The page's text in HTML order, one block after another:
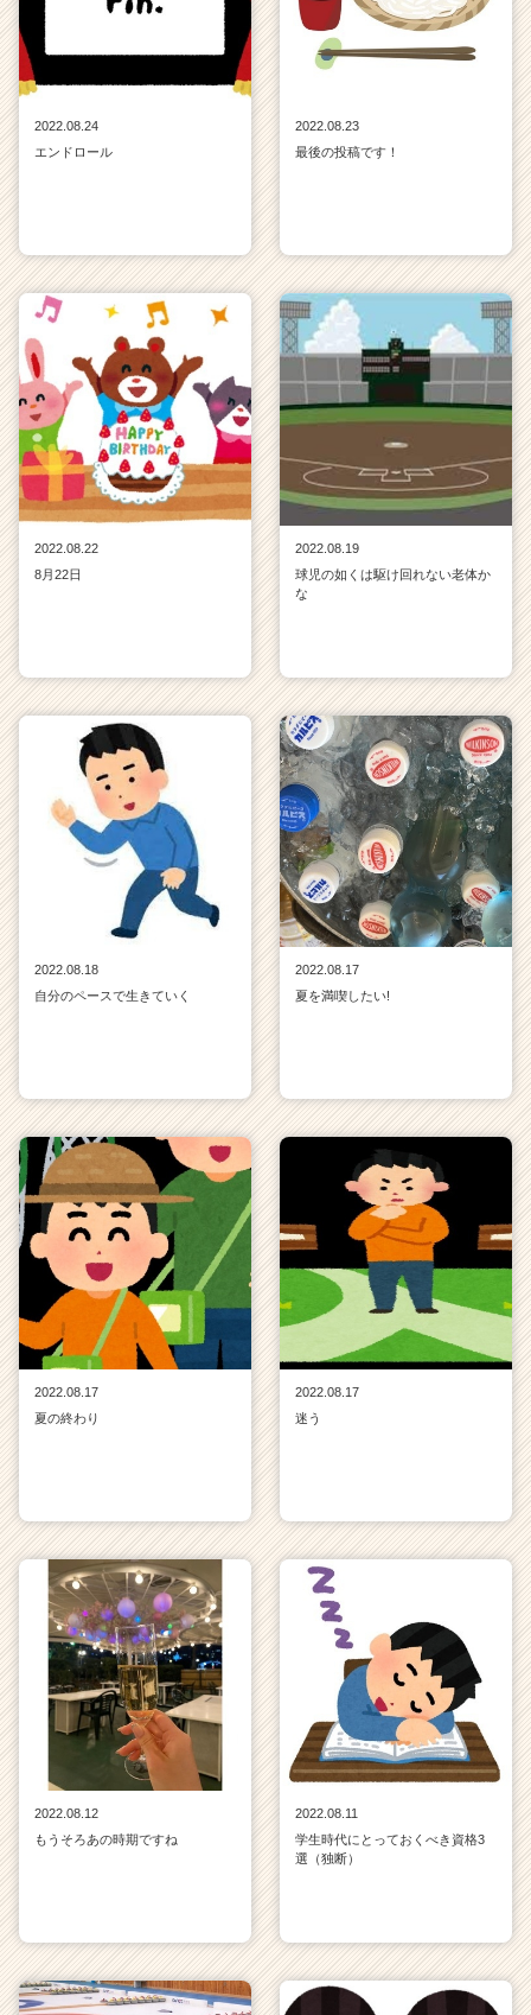
2022.08.24
エンドロール
2022.08.23
最後の投稿です！
2022.08.22
8月22日
2022.08.19
球児の如くは駆け回れない老体か
な
2022.08.18
自分のペースで生きていく
2022.08.17
夏を満喫したい!
2022.08.17
夏の終わり
2022.08.17
迷う
2022.08.12
もうそろあの時期ですね
2022.08.11
学生時代にとっておくべき資格3
選（独断）